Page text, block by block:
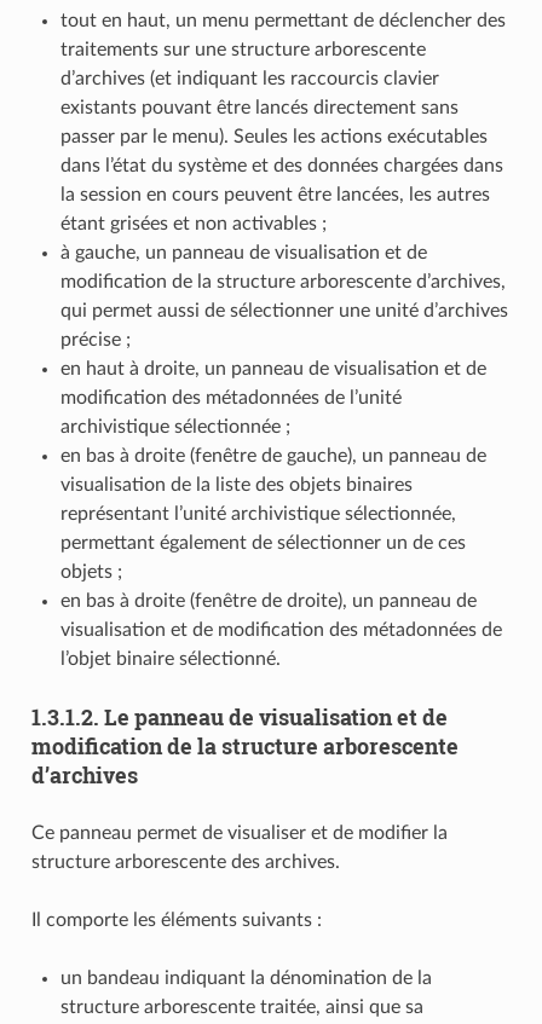
tout en haut, un menu permettant de déclencher des
traitements sur une structure arborescente
d’archives (et indiquant les raccourcis clavier
existants pouvant être lancés directement sans
passer par le menu). Seules les actions exécutables
dans l’état du système et des données chargées dans
la session en cours peuvent être lancées, les autres
étant grisées et non activables ;
à gauche, un panneau de visualisation et de
modification de la structure arborescente d’archives,
qui permet aussi de sélectionner une unité d’archives
précise ;
en haut à droite, un panneau de visualisation et de
modification des métadonnées de l’unité
archivistique sélectionnée ;
en bas à droite (fenêtre de gauche), un panneau de
visualisation de la liste des objets binaires
représentant l’unité archivistique sélectionnée,
permettant également de sélectionner un de ces
objets ;
en bas à droite (fenêtre de droite), un panneau de
visualisation et de modification des métadonnées de
l’objet binaire sélectionné.
1.3.1.2. Le panneau de visualisation et de
modification de la structure arborescente
d’archives
Ce panneau permet de visualiser et de modifier la
structure arborescente des archives.
Il comporte les éléments suivants :
un bandeau indiquant la dénomination de la
structure arborescente traitée, ainsi que sa